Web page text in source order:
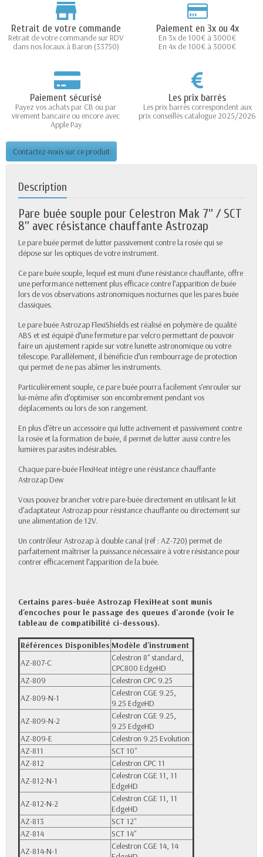
Retrait de votre commande
Retrait de votre commande sur RDV
dans nos locaux à Baron (33750)
Paiement en 3x ou 4x
En 3x de 100€ à 3000€
En 4x de 100€ à 3000€
Paiement sécurisé
Payez vos achats par CB ou par
virement bancaire ou encore avec
Apple Pay
Les prix barrés
Les prix barrés correspondent aux
prix conseillés catalogue 2025/2026
Contactez-nous sur ce produit
Description
Pare buée souple pour Celestron Mak 7'' / SCT
8'' avec résistance chauffante Astrozap
Le pare buée permet de lutter passivement contre la rosée qui se
dépose sur les optiques de votre instrument.
Ce pare buée souple, lequel est muni d’une résistance chauffante, offre
une performance nettement plus efficace contre l’apparition de buée
lors de vos observations astronomiques nocturnes que les pares buée
classiques.
Le pare buée Astrozap FlexiShields est réalisé en polymère de qualité
ABS et est équipé d’une fermeture par velcro permettant de pouvoir
faire un ajustement rapide sur votre lunette astronomique ou votre
télescope. Parallèlement, il bénéficie d’un rembourrage de protection
qui permet de ne pas abîmer les instruments.
Particulièrement souple, ce pare buée pourra facilement s’enrouler sur
lui-même afin d’optimiser son encombrement pendant vos
déplacements ou lors de son rangement.
En plus d’être un accessoire qui lutte activement et passivement contre
la rosée et la formation de buée, il permet de lutter aussi contre les
lumières parasites indésirables.
Chaque pare-buée FlexiHeat intègre une résistance chauffante
Astrozap Dew
Vous pouvez brancher votre pare-buée directement en utilisant le kit
d’adaptateur Astrozap pour résistance chauffante ou directement sur
une alimentation de 12V.
Un contrôleur Astrozap à double canal (réf : AZ-720) permet de
parfaitement maîtriser la puissance nécessaire à votre résistance pour
contrer efficacement l’apparition de la buée.
Certains pares-buée Astrozap FlexiHeat sont munis
d'encoches pour le passage des queues d'aronde (voir le
tableau de compatibilité ci-dessous).
Références Disponibles Modèle d'instrument
AZ-807-C
Celestron 8'' standard,
CPC800 EdgeHD
AZ-809
Celestron CPC 9.25
AZ-809-N-1
Celestron CGE 9.25,
9.25 EdgeHD
AZ-809-N-2
Celestron CGE 9.25,
9.25 EdgeHD
AZ-809-E
Celestron 9.25 Evolution
AZ-811
SCT 10''
AZ-812
Celestron CPC 11
AZ-812-N-1
Celestron CGE 11, 11
EdgeHD
AZ-812-N-2
Celestron CGE 11, 11
EdgeHD
AZ-813
SCT 12''
AZ-814
SCT 14''
AZ-814-N-1
Celestron CGE 14, 14